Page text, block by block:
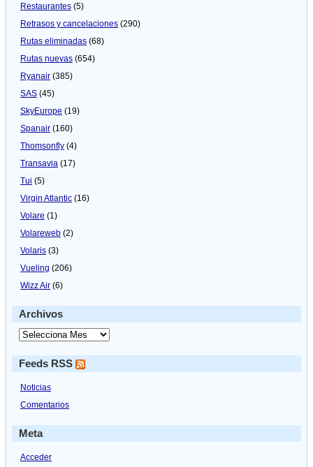
Restaurantes (5)
Retrasos y cancelaciones (290)
Rutas eliminadas (68)
Rutas nuevas (654)
Ryanair (385)
SAS (45)
SkyEurope (19)
Spanair (160)
Thomsonfly (4)
Transavia (17)
Tui (5)
Virgin Atlantic (16)
Volare (1)
Volareweb (2)
Volaris (3)
Vueling (206)
Wizz Air (6)
Archivos
Feeds RSS
Noticias
Comentarios
Meta
Acceder